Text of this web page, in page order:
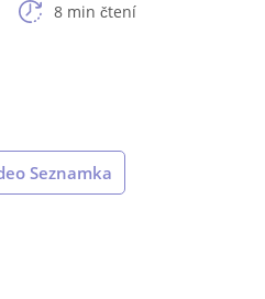
8 min čtení
Seznamka